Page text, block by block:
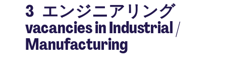
3 エンジニアリング
vacancies in Industrial /
Manufacturing